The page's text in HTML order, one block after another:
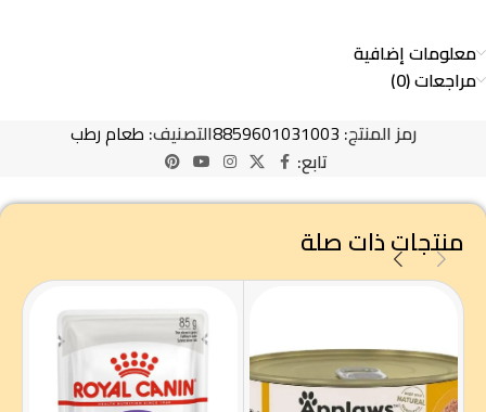
معلومات إضافية
مراجعات (0)
رمز المنتج: 8859601031003التصنيف: طعام رطب
تابع:
منتجات ذات صلة